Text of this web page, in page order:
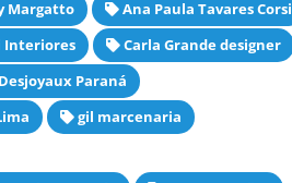
Margatto
Ana Paula Tavares Corsi
Interiores
Carla Grande designer
Desjoyaux Paraná
gil marcenaria